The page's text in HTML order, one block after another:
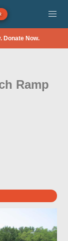
Donate Now.
Ramp